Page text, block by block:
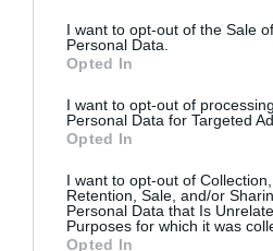
I want to opt-out of the Sale
Personal Data.
Opted In
I want to opt-out of
Personal Data for Targeted
Opted In
I want to opt-out of Collection,
Retention, Sale, and/or
Personal Data that Is
Purposes for which it was
Opted In
Harmonie cabine moche mais
“l’harmonie- pompes funebres ”
bencelloa commenté :